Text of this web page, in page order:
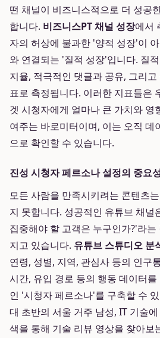
떤 채널이 비즈니스적으로 더 성공
합니다. 비즈니스PT 채널 성장에서
자의 허상에 불과한 '양적 성장'이
와 연결되는 '질적 성장'입니다. 질
지율, 적극적인 댓글과 공유, 그리
표로 측정됩니다. 이러한 지표들은
겟 시청자에게 얼마나 큰 가치와 영
여주는 바로미터이며, 이는 오직 데
으로 확인할 수 있습니다.
진성 시청자 페르소나 설정의 중요
모든 사람을 만족시키려는 콘텐츠
지 못합니다. 성공적인 유튜브 채널
집중해야 할 고객은 누구인가?'라
지고 있습니다. 유튜브 스튜디오 분
연령, 성별, 지역, 관심사 등의 인구
시간, 유입 경로 등의 행동 데이터
인 '시청자 페르소나'를 구축할 수
대 초반의 서울 거주 남성, IT 기술
색을 통해 기술 리뷰 영상을 찾아보